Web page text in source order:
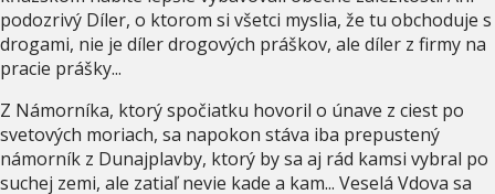
podozrivý Díler, o ktorom si všetci myslia, že tu obchoduje s
drogami, nie je díler drogových práškov, ale díler z firmy na
pracie prášky...
Z Námorníka, ktorý spočiatku hovoril o únave z ciest po
svetových moriach, sa napokon stáva iba prepustený
námorník z Dunajplavby, ktorý by sa aj rád kamsi vybral po
suchej zemi, ale zatiaľ nevie kade a kam... Veselá Vdova sa